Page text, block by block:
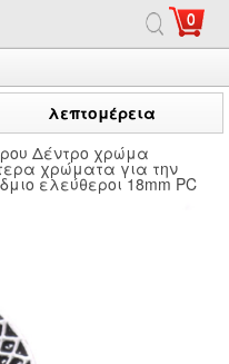
0
λεπτομέρεια
Δέντρο χρώμα
χρώματα για την
ελεύθεροι 18mm PC